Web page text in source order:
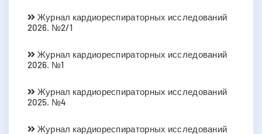
Журнал кардиореспираторных исследований
2026. №2/1
Журнал кардиореспираторных исследований
2026. №1
Журнал кардиореспираторных исследований
2025. №4
Журнал кардиореспираторных исследований